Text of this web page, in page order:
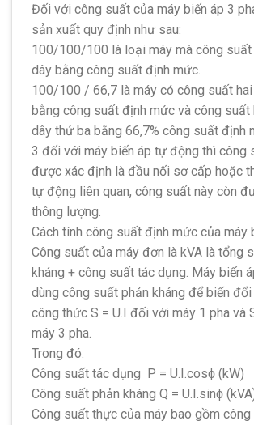
Đối với công suất của máy biến áp 3
sản xuất quy định như sau:
100/100/100 là loại máy mà công suất
dây bằng công suất định mức.
100/100 / 66,7 là máy có công suất
bằng công suất định mức và công suất
dây thứ ba bằng 66,7% công suất định
3 đối với máy biến áp tự động thì công
được xác định là đầu nối sơ cấp hoặc
tự động liên quan, công suất này còn
thông lượng.
Cách tính công suất định mức của máy
Công suất của máy đơn là kVA là tổng
kháng + công suất tác dụng. Máy biến
dùng công suất phản kháng để biến
công thức S = U.I đối với máy 1 pha và
máy 3 pha.
Trong đó:
Công suất tác dụng P = U.I.cosϕ (kW)
Công suất phản kháng Q = U.I.sinϕ
Công suất thực của máy bao gồm